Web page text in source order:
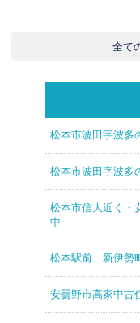
全て
松本市波田字波多
松本市波田字波多
松本市信大近く・
中
松本駅前、新伊勢
安曇野市高家中古